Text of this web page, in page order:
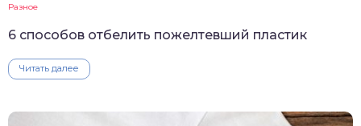
Разное
6 способов отбелить пожелтевший пластик
Читать далее